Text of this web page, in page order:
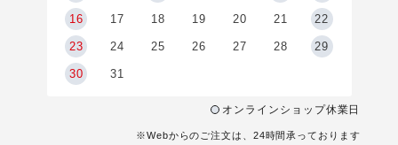
16 17 18 19 20 21 22
23 24 25 26 27 28 29
30 31
オンラインショップ休業日
※Webからのご注文は、24時間承っております